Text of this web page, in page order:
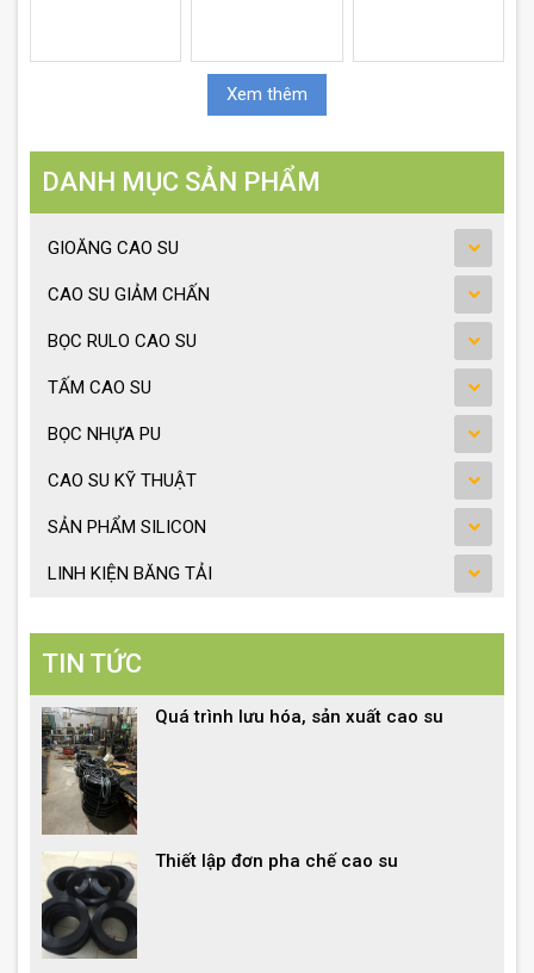
Xem thêm
DANH MỤC SẢN PHẨM
GIOĂNG CAO SU
CAO SU GIẢM CHẤN
BỌC RULO CAO SU
TẤM CAO SU
BỌC NHỰA PU
CAO SU KỸ THUẬT
SẢN PHẨM SILICON
LINH KIỆN BĂNG TẢI
TIN TỨC
Quá trình lưu hóa, sản xuất cao su
Thiết lập đơn pha chế cao su